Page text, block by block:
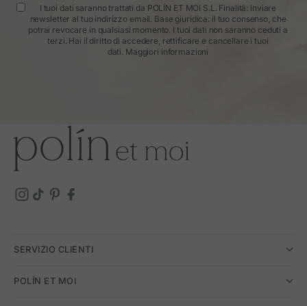
I tuoi dati saranno trattati da POLÍN ET MOI S.L. Finalità: inviare
newsletter al tuo indirizzo email. Base giuridica: il tuo consenso, che
potrai revocare in qualsiasi momento. I tuoi dati non saranno ceduti a
terzi. Hai il diritto di accedere, rettificare e cancellare i tuoi
dati. Maggiori informazioni
SERVIZIO CLIENTI
POLÍN ET MOI